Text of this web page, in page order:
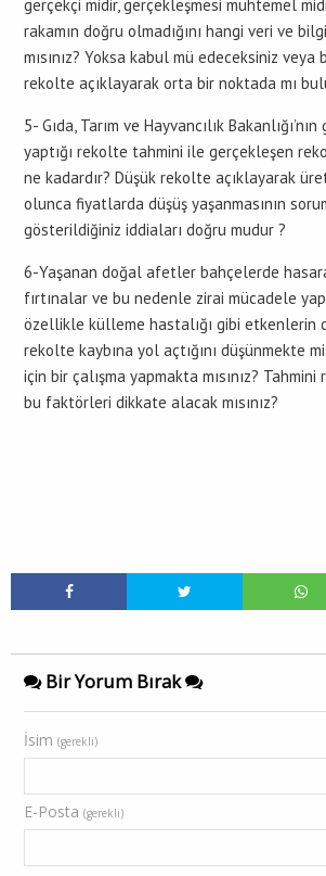
gerçekçi midir, gerçekleşmesi muhtemel
rakamın doğru olmadığını hangi veri ve
mısınız? Yoksa kabul mü edeceksiniz veya
rekolte açıklayarak orta bir noktada mı
5- Gıda, Tarım ve Hayvancılık
yaptığı rekolte tahmini ile gerçekleşen
ne kadardır? Düşük rekolte açıklayarak
olunca fiyatlarda düşüş yaşanmasının
gösterildiğiniz iddiaları doğru mudur ?
6-Yaşanan doğal afetler bahçelerde
fırtınalar ve bu nedenle zirai mücadele
özellikle külleme hastalığı gibi etkenlerin
rekolte kaybına yol açtığını düşünmekte
için bir çalışma yapmakta mısınız?
bu faktörleri dikkate alacak mısınız?
Bir Yorum Bırak
İsim (gerekli)
E-Posta (gerekli)